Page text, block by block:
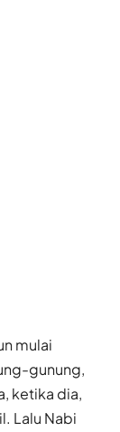
mulai
gunung,
ketika dia,
Lalu Nabi